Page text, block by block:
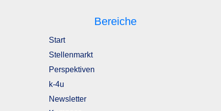
Bereiche
Start
Stellenmarkt
Perspektiven
k-4u
Newsletter